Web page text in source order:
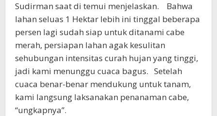
Sudirman saat di temui menjelaskan. Bahwa
lahan seluas 1 Hektar lebih ini tinggal beberapa
persen lagi sudah siap untuk ditanami cabe
merah, persiapan lahan agak kesulitan
sehubungan intensitas curah hujan yang tinggi,
jadi kami menunggu cuaca bagus. Setelah
cuaca benar-benar mendukung untuk tanam,
kami langsung laksanakan penanaman cabe,
“ungkapnya”.